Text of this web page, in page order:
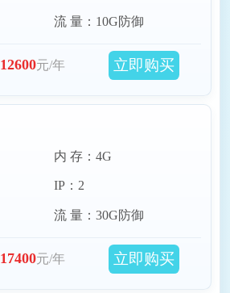
流 量：10G防御
12600元/年 立即购买
内 存：4G
IP：2
流 量：30G防御
17400元/年 立即购买